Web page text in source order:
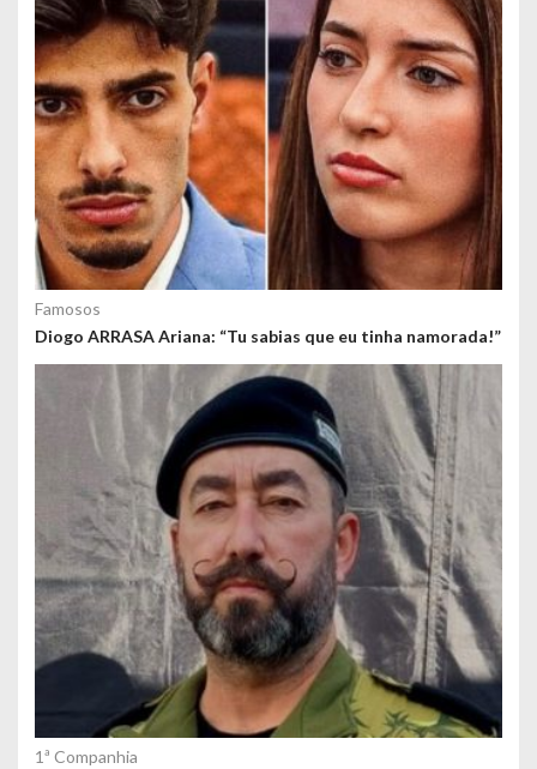
d
o
s
Famosos
Diogo ARRASA Ariana: “Tu sabias que eu tinha namorada!”
1ª Companhia